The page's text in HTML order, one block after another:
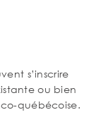
s’inscrire
ou bien
québécoise.